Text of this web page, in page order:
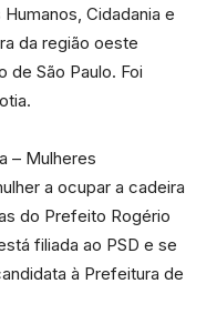
Cidadania e
da região oeste
de São Paulo. Foi
– Mulheres
a ocupar a cadeira
do Prefeito Rogério
filiada ao PSD e se
à Prefeitura de